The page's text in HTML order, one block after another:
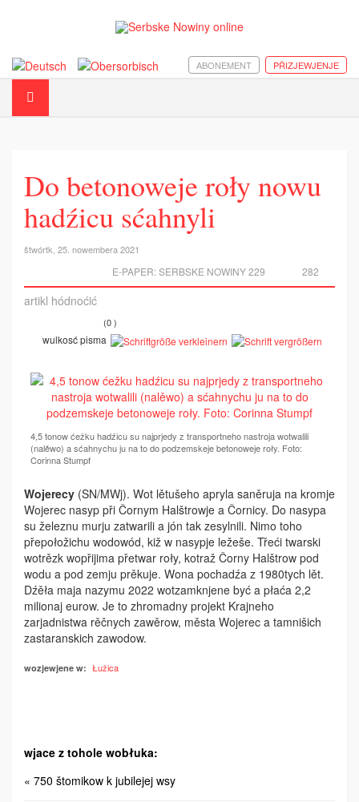
PŘIZJEWJENJE
ABONEMENT
Do betonoweje roły nowu
hadźicu sćahnyli
štwórtk, 25. nowembera 2021
282
E-PAPER:SERBSKE NOWINY 229
artikl hódnoćić
(0 )
wulkosć pisma
4,5 tonow ćežku hadźicu su najprjedy z transportneho nastroja wotwalili
(nalěwo) a sćahnychu ju na to do podzemskeje betonoweje roły. Foto:
Corinna Stumpf
Wojerecy (SN/MWj). Wot lětušeho apryla saněruja na kromje
Wojerec nasyp při Čornym Halštrowje a Čornicy. Do nasypa
su železnu murju zatwarili a jón tak zesylnili. Nimo toho
přepołožichu wodowód, kiž w nasypje ležeše. Třeći twarski
wotrězk wopřijima přetwar roły, kotraž Čorny Halštrow pod
wodu a pod zemju prěkuje. Wona pochadźa z 1980tych lět.
Dźěła maja nazymu 2022 wotzamknjene być a płaća 2,2
milionaj eurow. Je to zhromadny projekt Krajneho
zarjadnistwa rěčnych zawěrow, města Wojerec a tamnišich
zastaranskich zawodow.
wozjewjene w: Łužica
wjace z tohole wobłuka:
« 750 štomikow k jubilejej wsy